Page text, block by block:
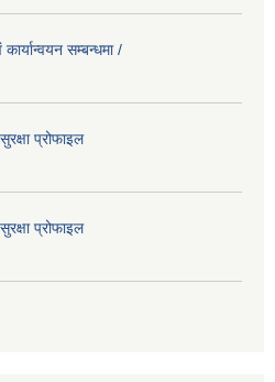
सम्बन्धमा /
प्रोफाइल
प्रोफाइल